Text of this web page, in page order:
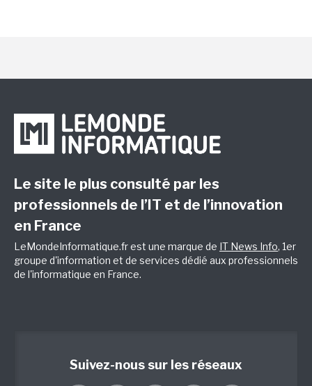
Le site le plus consulté par les
professionnels de l’IT et de l’innovation
en France
LeMondeInformatique.fr est une marque de IT News Info, 1er
groupe d'information et de services dédié aux professionnels
de l'informatique en France.
Suivez-nous sur les réseaux